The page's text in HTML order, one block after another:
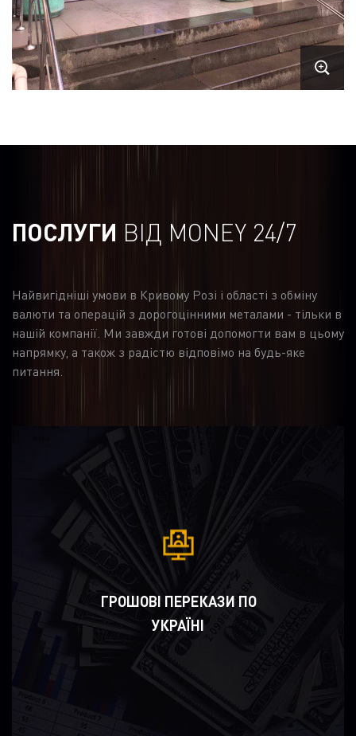
ПОСЛУГИ ВІД MONEY 24/7
Найвигідніші умови в Кривому Розі і області з обміну
валюти та операцій з дорогоцінними металами - тільки в
нашій компанії. Ми завжди готові допомогти вам в цьому
напрямку, а також з радістю відповімо на будь-яке
питання.
ГРОШОВІ ПЕРЕКАЗИ ПО
УКРАЇНІ